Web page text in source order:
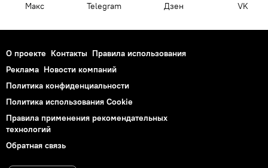
Макс Telegram Дзен VK
О проекте Контакты Правила использования
Реклама Новости компаний
Политика конфиденциальности
Политика использования Cookie
Правила применения рекомендательных
технологий
Обратная связь